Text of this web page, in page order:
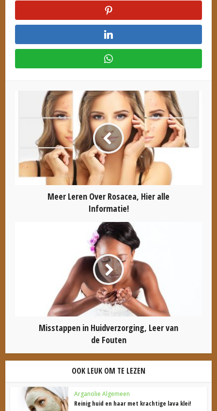
Meer Leren Over Rosacea, Hier alle
Informatie!
Misstappen in Huidverzorging, Leer van
de Fouten
OOK LEUK OM TE LEZEN
Arganolie Algemeen
Reinig huid en haar met krachtige lava klei!